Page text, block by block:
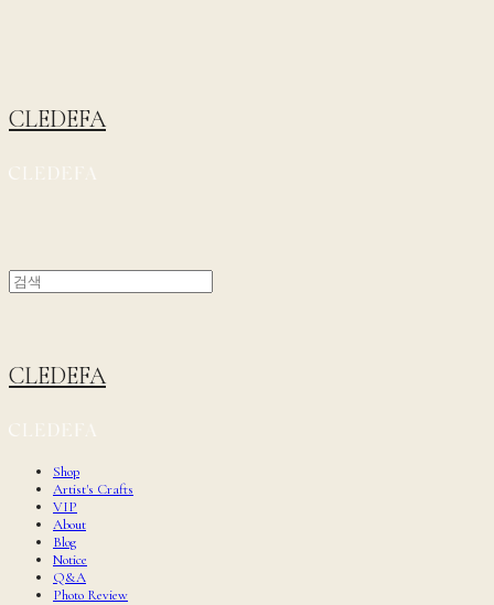
CLEDEFA
CLEDEFA
Shop
Artist's Crafts
VIP
About
Blog
Notice
Q&A
Photo Review